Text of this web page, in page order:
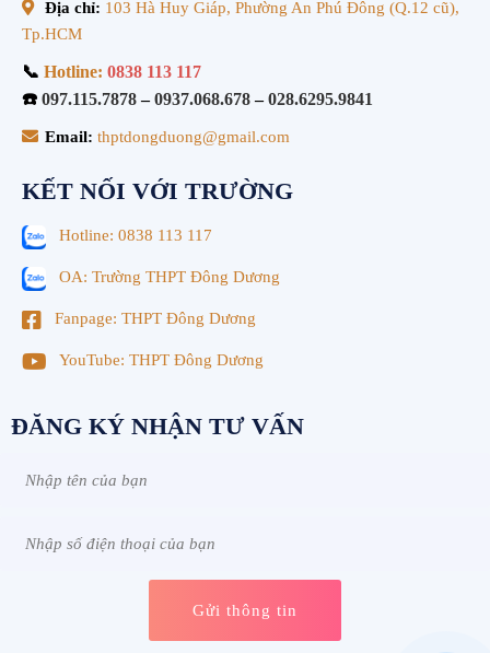
Địa chỉ: 103 Hà Huy Giáp, Phường An Phú Đông (Q.12 cũ),
Tp.HCM
📞 Hotline: 0838 113 117
☎️ 097.115.7878–0937.068.678–028.6295.9841
Email: thptdongduong@gmail.com
KẾT NỐI VỚI TRƯỜNG
Hotline: 0838 113 117
OA: Trường THPT Đông Dương
Fanpage: THPT Đông Dương
YouTube: THPT Đông Dương
ĐĂNG KÝ NHẬN TƯ VẤN